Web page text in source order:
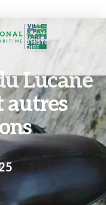
Lucane
autres